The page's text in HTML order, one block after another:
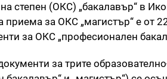
степен (ОКС) „бакалавър“ в
приема за ОКС „магистър“ е от
за ОКС „професионален
за трите